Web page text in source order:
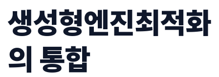
생성형엔진최적화
의 통합